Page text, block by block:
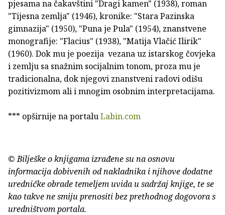
pjesama na čakavštini "Dragi kamen" (1938), roman
"Tijesna zemlja" (1946), kronike: "Stara Pazinska
gimnazija" (1950), "Puna je Pula" (1954), znanstvene
monografije: "Flacius" (1938), "Matija Vlačić Ilirik"
(1960). Dok mu je poezija vezana uz istarskog čovjeka
i zemlju sa snažnim socijalnim tonom, proza mu je
tradicionalna, dok njegovi znanstveni radovi odišu
pozitivizmom ali i mnogim osobnim interpretacijama.
*** opširnije na portaluLabin.com
© Bilješke o knjigama izrađene su na osnovu
informacija dobivenih od nakladnika i njihove dodatne
uredničke obrade temeljem uvida u sadržaj knjige, te se
kao takve ne smiju prenositi bez prethodnog dogovora s
uredništvom portala.